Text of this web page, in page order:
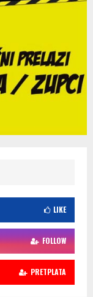
LIKE
FOLLOW
PRETPLATA